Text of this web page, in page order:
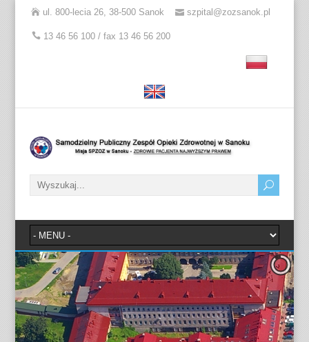
ul. 800-lecia 26, 38-500 Sanok szpital@zozsanok.pl
13 46 56 100 / fax 13 46 56 200